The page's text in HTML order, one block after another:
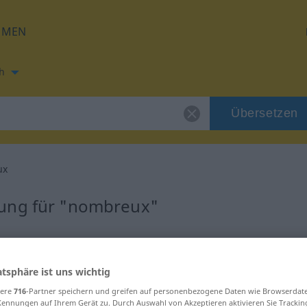
Übersetzen
für "nombreux"
ist uns wichtig
716-Partner speichern und greifen auf personenbezogene Daten wie
auf Ihrem Gerät zu. Durch Auswahl von Akzeptieren aktivieren Sie